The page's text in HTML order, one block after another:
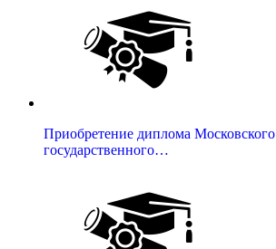
Приобретение диплома Московского
государственного…